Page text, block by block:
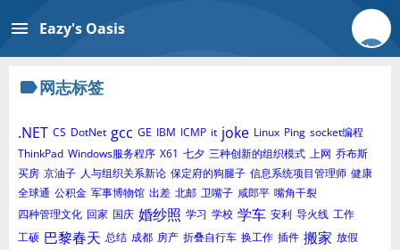
menu Eazy's Oasis
label网志标签
.NET CS DotNet gcc GE IBM ICMP it joke Linux Ping socket编程
ThinkPad Windows服务程序 X61 七夕 三种创新的组织模式 上网 乔布斯
买房 京油子 人与组织关系新论 保定府的狗腿子 信息系统项目管理师 健康
全球通 公积金 军事博物馆 出差 北邮 卫嘴子 咸郎平 嘴角干裂
四种管理文化 回家 国庆 婚纱照 学习 学校 学车 安利 导火线 工作
工硕 巴黎春天 总结 成都 房产 折叠自行车 换工作 插件 搬家 放假